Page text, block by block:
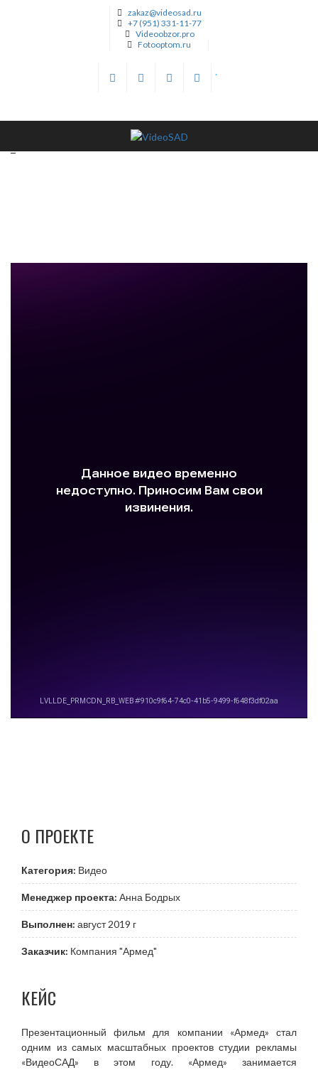
zakaz@videosad.ru
+7 (951) 331-11-77
Videoobzor.pro
Fotooptom.ru
.
_
О ПРОЕКТЕ
Категория: Видео
Менеджер проекта: Анна Бодрых
Выполнен: август 2019 г
Заказчик: Компания "Армед"
КЕЙС
Презентационный фильм для компании «Армед» стал
одним из самых масштабных проектов студии рекламы
«ВидеоСАД» в этом году. «Армед» занимается